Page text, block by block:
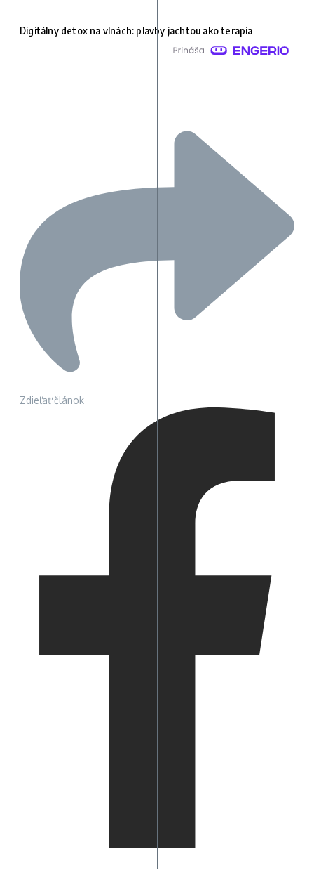
Digitálny detox na vlnách: plavby jachtou ako terapia
Zdieľať článok